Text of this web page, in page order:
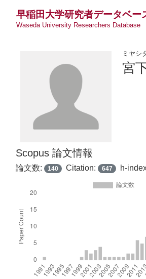
早稲田大学研究者データベー
Waseda University Researchers Database
ミヤシ
宮
Scopus 論文情報
論文数: 140 Citation: 647 h-